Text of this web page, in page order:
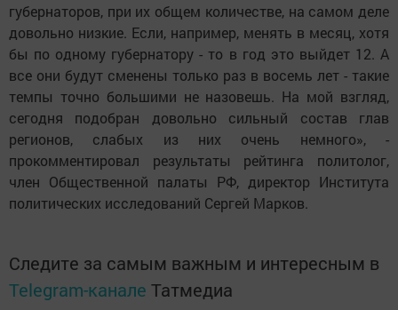
губернаторов, при их общем количестве, на самом деле
довольно низкие. Если, например, менять в месяц, хотя
бы по одному губернатору - то в год это выйдет 12. А
все они будут сменены только раз в восемь лет - такие
темпы точно большими не назовешь. На мой взгляд,
сегодня подобран довольно сильный состав глав
регионов, слабых из них очень немного», -
прокомментировал результаты рейтинга политолог,
член Общественной палаты РФ, директор Института
политических исследований Сергей Марков.
Следите за самым важным и интересным в
Telegram-канале Татмедиа